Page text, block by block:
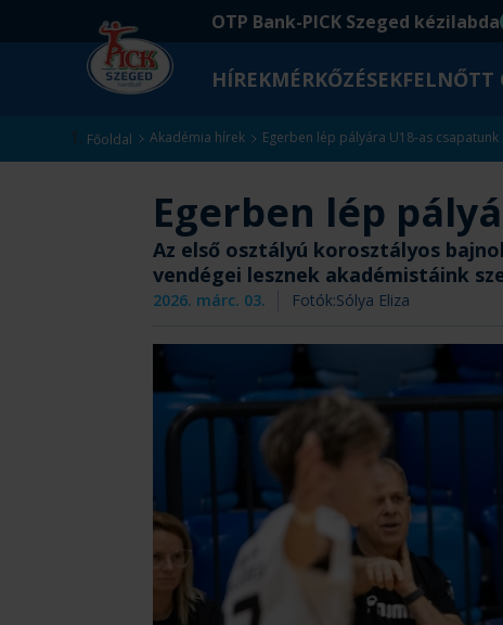
OTP Bank-PICK Szeged kézilabda
HÍREKMÉRKŐZÉSEKFELNŐTT
Főoldal Akadémia hírek Egerben lép pályára U18-as csapatunk
Egerben lép
Az első osztályú korosztályos
vendégei lesznek akadémistáink
2026. márc. 03. Fotók:Sólya Eliza